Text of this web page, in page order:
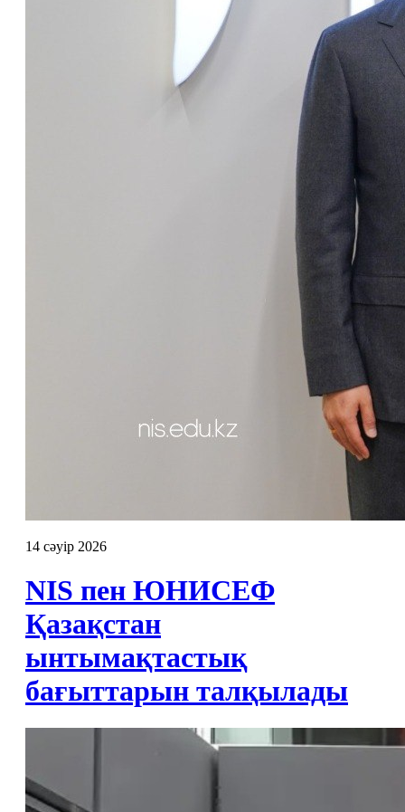
14 сәуір 2026
NIS пен ЮНИСЕФ
Қазақстан
ынтымақтастық
бағыттарын талқылады